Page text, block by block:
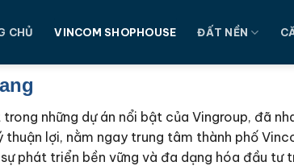
CHỦ VINCOM SHOPHOUSE ĐẤT NỀN
trong những dự án nổi bật của Vingroup, đã
thuận lợi, nằm ngay trung tâm thành phố
phát triển bền vững và đa dạng hóa đầu tư